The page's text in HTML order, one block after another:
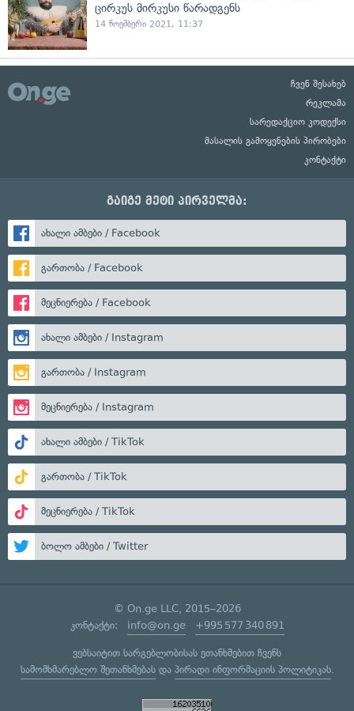
ცირკუს მირკუსი წარადგენს
14 ნოემბერი 2021, 11:37
ჩვენ შესახებ
რეკლამა
სარედაქციო კოდექსი
მასალის გამოყენების პირობები
კონტაქტი
გაიგე მეტი პირველმა:
ახალი ამბები / Facebook
გართობა / Facebook
მეცნიერება / Facebook
ახალი ამბები / Instagram
გართობა / Instagram
მეცნიერება / Instagram
ახალი ამბები / TikTok
გართობა / TikTok
მეცნიერება / TikTok
ბოლო ამბები / Twitter
© On.ge LLC, 2015–2026
კონტაქტი: info@on.ge +995 577 340 891
ვებსაიტით სარგებლობისას ეთანხმებით ჩვენს
სამომხმარებლო შეთანხმებასდა პირადი ინფორმაციის პოლიტიკას.